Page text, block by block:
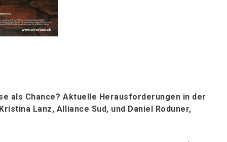
als Chance? Aktuelle Herausforderungen in der
Lanz, Alliance Sud, und Daniel Roduner,